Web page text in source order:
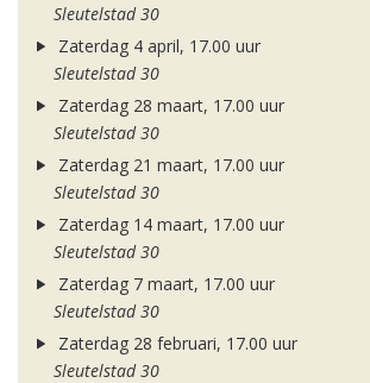
Sleutelstad 30
Zaterdag 4 april, 17.00 uur
Sleutelstad 30
Zaterdag 28 maart, 17.00 uur
Sleutelstad 30
Zaterdag 21 maart, 17.00 uur
Sleutelstad 30
Zaterdag 14 maart, 17.00 uur
Sleutelstad 30
Zaterdag 7 maart, 17.00 uur
Sleutelstad 30
Zaterdag 28 februari, 17.00 uur
Sleutelstad 30